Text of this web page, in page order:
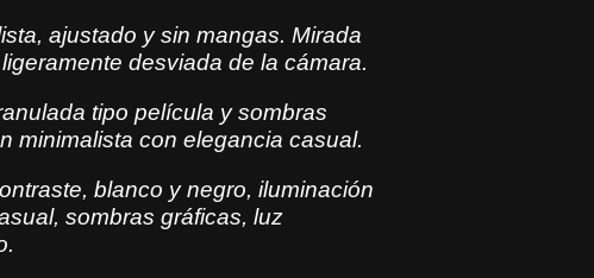
ajustado y sin mangas. Mirada
desviada de la cámara.
tipo película y sombras
minimalista con elegancia casual.
blanco y negro, iluminación
sombras gráficas, luz